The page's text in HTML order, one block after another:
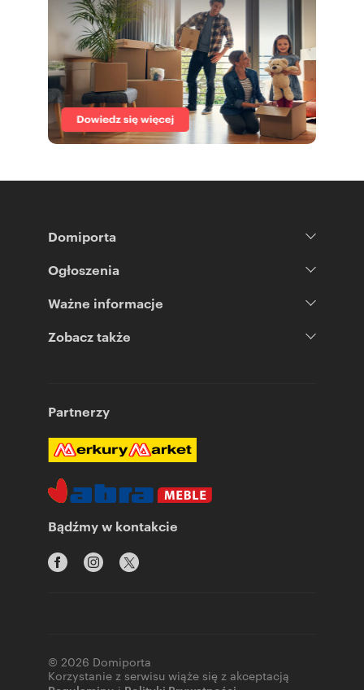
Domiporta
Ogłoszenia
Ważne informacje
Zobacz także
Partnerzy
Bądźmy w kontakcie
© 2026 Domiporta
Korzystanie z serwisu wiąże się z akceptacją